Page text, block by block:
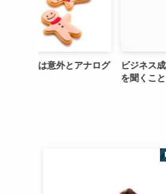
ビジネス成功の秘訣は「相手